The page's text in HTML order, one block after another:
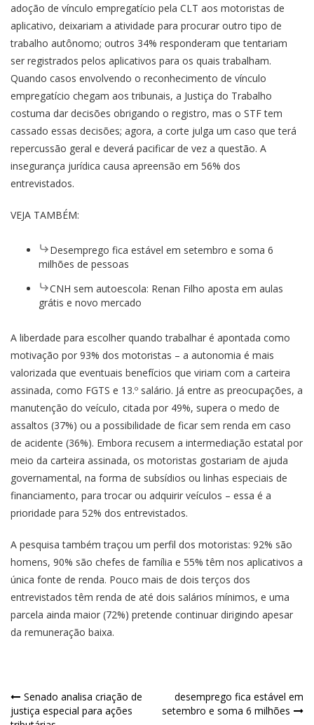
adoção de vínculo empregatício pela CLT aos motoristas de
aplicativo, deixariam a atividade para procurar outro tipo de
trabalho autônomo; outros 34% responderam que tentariam
ser registrados pelos aplicativos para os quais trabalham.
Quando casos envolvendo o reconhecimento de vínculo
empregatício chegam aos tribunais, a Justiça do Trabalho
costuma dar decisões obrigando o registro, mas o STF tem
cassado essas decisões; agora, a corte julga um caso que terá
repercussão geral e deverá pacificar de vez a questão. A
insegurança jurídica causa apreensão em 56% dos
entrevistados.
VEJA TAMBÉM:
Desemprego fica estável em setembro e soma 6
milhões de pessoas
CNH sem autoescola: Renan Filho aposta em aulas
grátis e novo mercado
A liberdade para escolher quando trabalhar é apontada como
motivação por 93% dos motoristas – a autonomia é mais
valorizada que eventuais benefícios que viriam com a carteira
assinada, como FGTS e 13.º salário. Já entre as preocupações, a
manutenção do veículo, citada por 49%, supera o medo de
assaltos (37%) ou a possibilidade de ficar sem renda em caso
de acidente (36%). Embora recusem a intermediação estatal por
meio da carteira assinada, os motoristas gostariam de ajuda
governamental, na forma de subsídios ou linhas especiais de
financiamento, para trocar ou adquirir veículos – essa é a
prioridade para 52% dos entrevistados.
A pesquisa também traçou um perfil dos motoristas: 92% são
homens, 90% são chefes de família e 55% têm nos aplicativos a
única fonte de renda. Pouco mais de dois terços dos
entrevistados têm renda de até dois salários mínimos, e uma
parcela ainda maior (72%) pretende continuar dirigindo apesar
da remuneração baixa.
Navegação
Senado analisa criação de
justiça especial para ações
desemprego fica estável em
setembro e soma 6 milhões